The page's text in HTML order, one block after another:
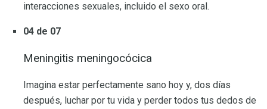
interacciones sexuales, incluido el sexo oral.
04 de 07
Meningitis meningocócica
Imagina estar perfectamente sano hoy y, dos días
después, luchar por tu vida y perder todos tus dedos de